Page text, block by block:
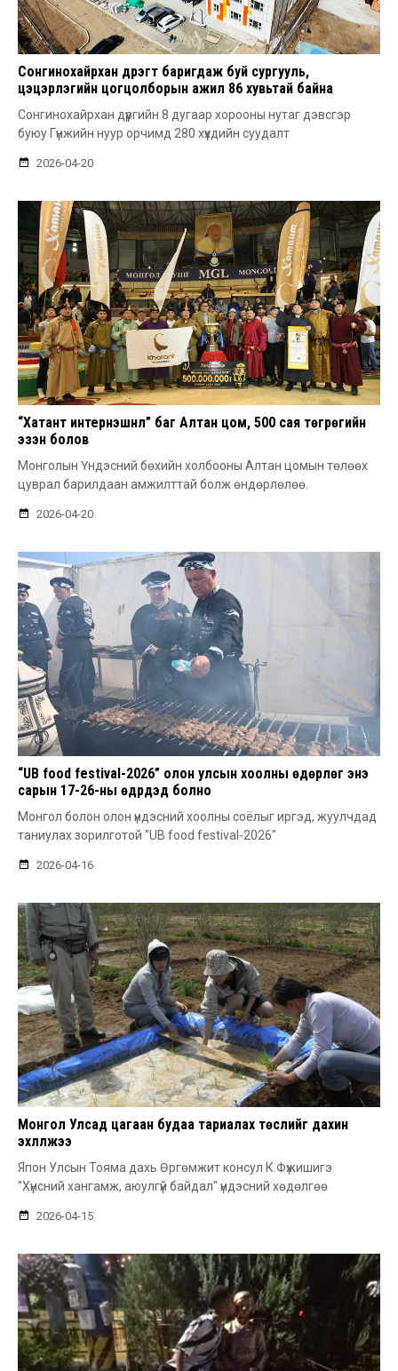
Сонгинохайрхан дүүрэгт баригдаж буй сургууль,
цэцэрлэгийн цогцолборын ажил 86 хувьтай байна
Сонгинохайрхан дүүргийн 8 дугаар хорооны нутаг дэвсгэр
буюу Гүнжийн нуур орчимд 280 хүүхдийн суудалт
2026-04-20
“Хатант интернэшнл” баг Алтан цом, 500 сая төгрөгийн
эзэн болов
Монголын Үндэсний бөхийн холбооны Алтан цомын төлөөх
цуврал барилдаан амжилттай болж өндөрлөлөө.
2026-04-20
“UB food festival-2026” олон улсын хоолны өдөрлөг энэ
сарын 17-26-ны өдрүүдэд болно
Монгол болон олон үндэсний хоолны соёлыг иргэд, жуулчдад
таниулах зорилготой "UB food festival-2026"
2026-04-16
Монгол Улсад цагаан будаа тариалах төслийг дахин
эхлүүлжээ
Япон Улсын Тояма дахь Өргөмжит консул К.Фүжишигэ
"Хүнсний хангамж, аюулгүй байдал" үндэсний хөдөлгөө
2026-04-15